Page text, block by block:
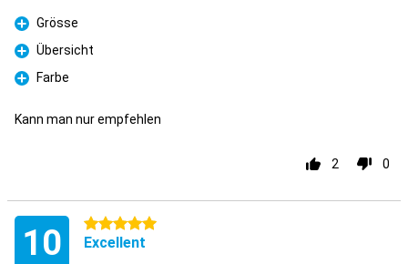
Pour
Grösse
Pour
Übersicht
Pour
Farbe
Kann man nur empfehlen
2 0
10 5 étoiles
Excellent